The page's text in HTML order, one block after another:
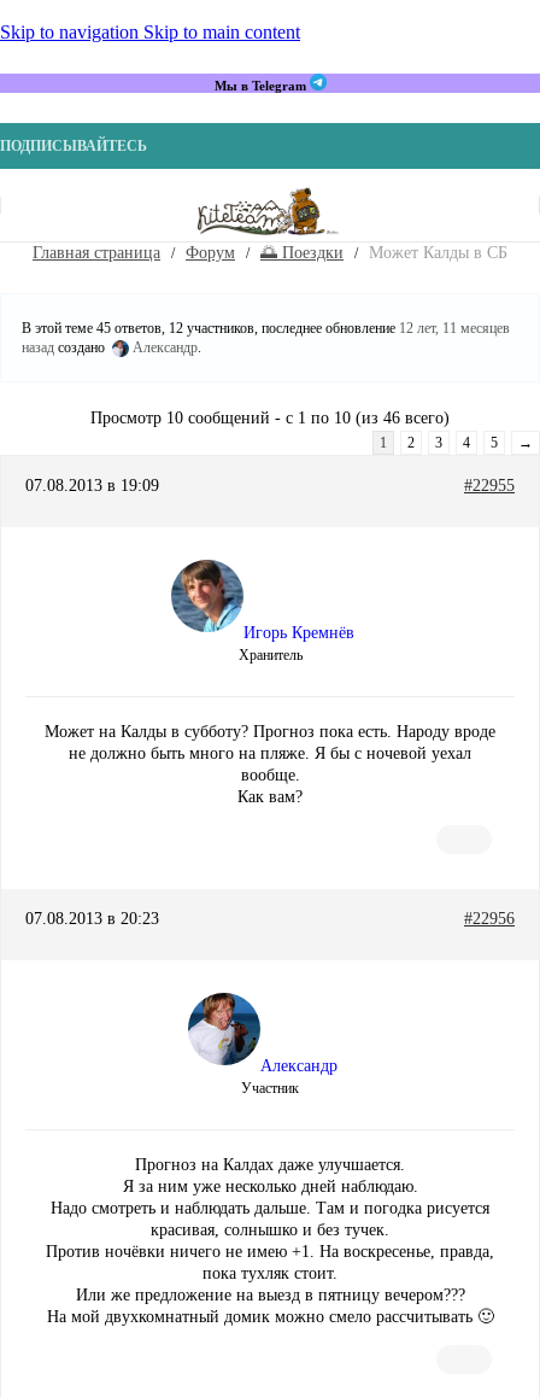
Skip to navigation Skip to main content
Мы в Telegram
ПОДПИСЫВАЙТЕСЬ
Главная страница Форум 🌅 Поездки Может Калды в СБ
В этой теме 45 ответов, 12 участников, последнее обновление 12 лет, 11 месяцев
назад создано Александр.
Просмотр 10 сообщений - с 1 по 10 (из 46 всего)
1 2 3 4 5 →
07.08.2013 в 19:09 #22955
Игорь Кремнёв
Хранитель
Может на Калды в субботу? Прогноз пока есть. Народу вроде
не должно быть много на пляже. Я бы с ночевой уехал
вообще.
Как вам?
07.08.2013 в 20:23 #22956
Александр
Участник
Прогноз на Калдах даже улучшается.
Я за ним уже несколько дней наблюдаю.
Надо смотреть и наблюдать дальше. Там и погодка рисуется
красивая, солнышко и без тучек.
Против ночёвки ничего не имею +1. На воскресенье, правда,
пока тухляк стоит.
Или же предложение на выезд в пятницу вечером???
На мой двухкомнатный домик можно смело рассчитывать 🙂